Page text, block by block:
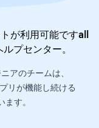
が利用可能ですall
ルプセンター。
アのチームは、
リが機能し続ける
す。